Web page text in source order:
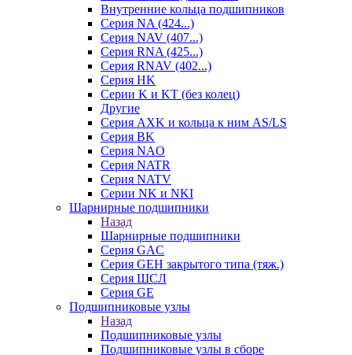
Внутренние кольца подшипников
Серия NA (424...)
Серия NAV (407...)
Серия RNA (425...)
Серия RNAV (402...)
Серия HK
Серии K и KT (без колец)
Другие
Серия AXK и кольца к ним AS/LS
Серия BK
Серия NAO
Серия NATR
Серия NATV
Серии NK и NKI
Шарнирные подшипники
Назад
Шарнирные подшипники
Серия GAC
Серия GEH закрытого типа (тяж.)
Серия ШСЛ
Серия GE
Подшипниковые узлы
Назад
Подшипниковые узлы
Подшипниковые узлы в сборе